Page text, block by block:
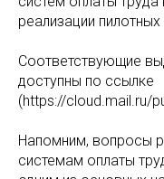
реализации пилотных
Соответствующие
доступны по ссылке
(https://cloud.mail.ru/
Напомним, вопросы
системам оплаты